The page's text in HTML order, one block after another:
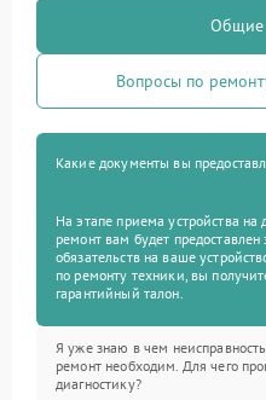
Общие
Вопросы по
Какие документы вы
На этапе приема устройства
ремонт вам будет
обязательств на ваше
по ремонту техники, вы
гарантийный талон.
Я уже знаю в чем
ремонт необходим. Для чего
диагностику?